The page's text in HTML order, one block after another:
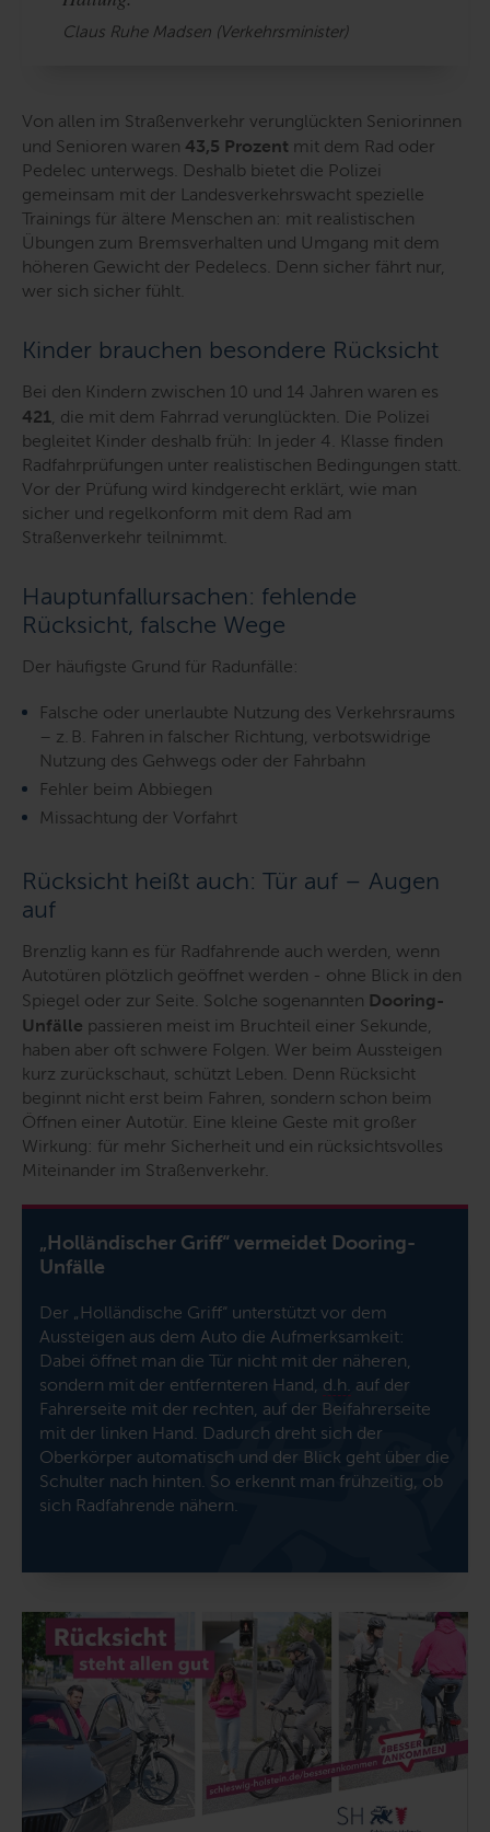
Claus Ruhe Madsen (Verkehrsminister)
Von allen im Straßenverkehr verunglückten Seniorinnen
und Senioren waren 43,5 Prozent mit dem Rad oder
Pedelec unterwegs. Deshalb bietet die Polizei
gemeinsam mit der Landesverkehrswacht spezielle
Trainings für ältere Menschen an: mit realistischen
Übungen zum Bremsverhalten und Umgang mit dem
höheren Gewicht der Pedelecs. Denn sicher fährt nur,
wer sich sicher fühlt.
Kinder brauchen besondere Rücksicht
Bei den Kindern zwischen 10 und 14 Jahren waren es
421, die mit dem Fahrrad verunglückten. Die Polizei
begleitet Kinder deshalb früh: In jeder 4. Klasse finden
Radfahrprüfungen unter realistischen Bedingungen statt.
Vor der Prüfung wird kindgerecht erklärt, wie man
sicher und regelkonform mit dem Rad am
Straßenverkehr teilnimmt.
Hauptunfallursachen: fehlende
Rücksicht, falsche Wege
Der häufigste Grund für Radunfälle:
Falsche oder unerlaubte Nutzung des Verkehrsraums
– z. B. Fahren in falscher Richtung, verbotswidrige
Nutzung des Gehwegs oder der Fahrbahn
Fehler beim Abbiegen
Missachtung der Vorfahrt
Rücksicht heißt auch: Tür auf – Augen
auf
Brenzlig kann es für Radfahrende auch werden, wenn
Autotüren plötzlich geöffnet werden - ohne Blick in den
Spiegel oder zur Seite. Solche sogenannten Dooring-
Unfälle passieren meist im Bruchteil einer Sekunde,
haben aber oft schwere Folgen. Wer beim Aussteigen
kurz zurückschaut, schützt Leben. Denn Rücksicht
beginnt nicht erst beim Fahren, sondern schon beim
Öffnen einer Autotür. Eine kleine Geste mit großer
Wirkung: für mehr Sicherheit und ein rücksichtsvolles
Miteinander im Straßenverkehr.
„Holländischer Griff“ vermeidet Dooring-
Unfälle
Der „Holländische Griff“ unterstützt vor dem
Aussteigen aus dem Auto die Aufmerksamkeit:
Dabei öffnet man die Tür nicht mit der näheren,
sondern mit der entfernteren Hand, d.h. auf der
Fahrerseite mit der rechten, auf der Beifahrerseite
mit der linken Hand. Dadurch dreht sich der
Oberkörper automatisch und der Blick geht über die
Schulter nach hinten. So erkennt man frühzeitig, ob
sich Radfahrende nähern.